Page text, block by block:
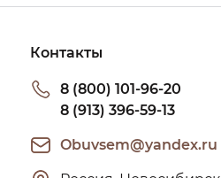
Контакты
8 (800) 101-96-20
8 (913) 396-59-13
Obuvsem@yandex.ru